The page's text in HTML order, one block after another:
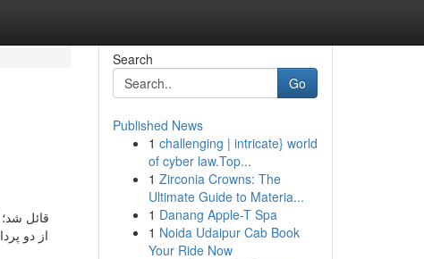
Search
Go
Published News
1 challenging | intricate} world
of cyber law.Top...
1 Zirconia Crowns: The
Ultimate Guide to Materia...
1 Danang Apple-T Spa
1 Noida Udaipur Cab Book
Your Ride Now